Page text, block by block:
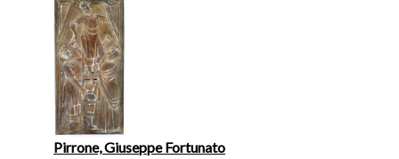
Pirrone, Giuseppe Fortunato